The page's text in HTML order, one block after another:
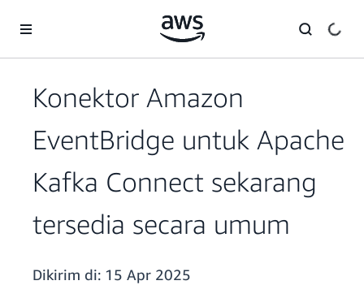
Konektor Amazon
EventBridge untuk Apache
Kafka Connect sekarang
tersedia secara umum
Dikirim di: 15 Apr 2025